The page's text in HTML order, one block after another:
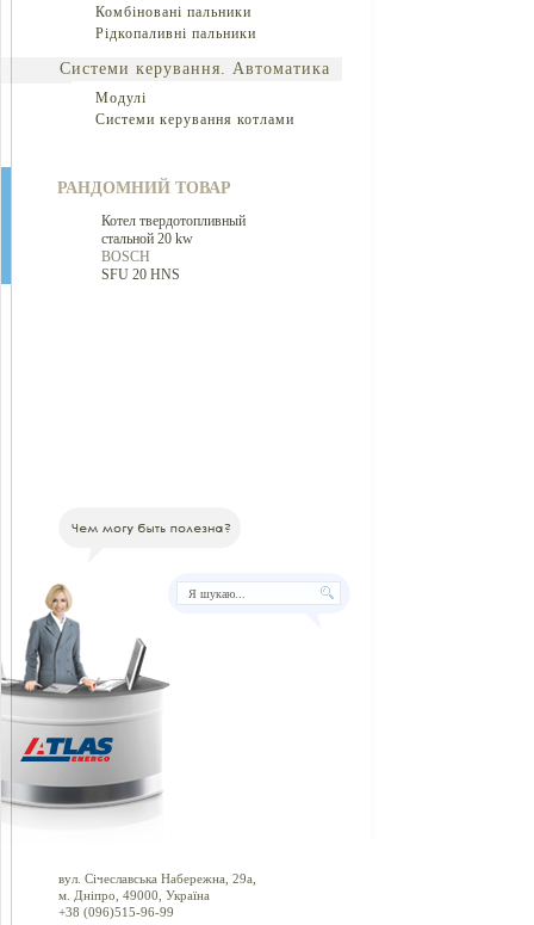
Комбіновані пальники
Рідкопаливні пальники
Системи керування. Автоматика
Модулі
Системи керування котлами
РАНДОМНИЙ ТОВАР
Котел твердотопливный
стальной 20 kw
BOSCH
SFU 20 HNS
вул. Січеславська Набережна, 29а,
м. Дніпро, 49000, Україна
+38 (096)515-96-99